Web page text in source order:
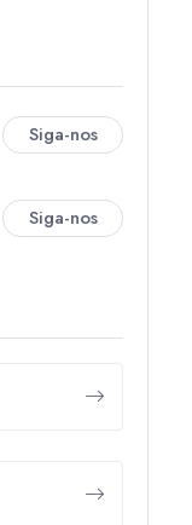
Siga-nos
Siga-nos